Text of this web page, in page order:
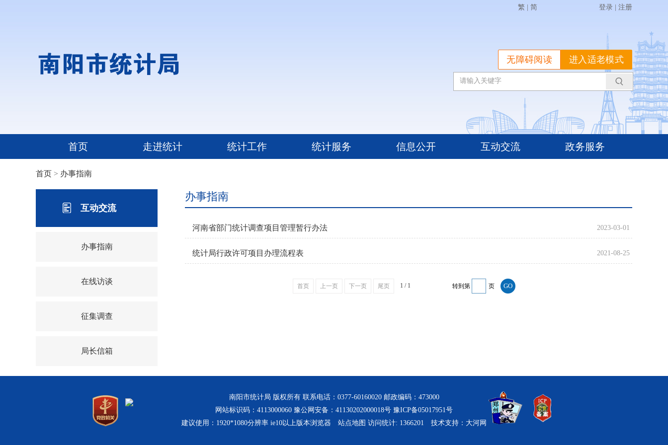
繁 简 登录 注册
进入适老模式
无障碍阅读
首页 走进统计 统计工作 统计服务 信息公开 互动交流 政务服务
首页 > 办事指南
互动交流
办事指南
在线访谈
征集调查
局长信箱
办事指南
2023-03-01
河南省部门统计调查项目管理暂行办法
2021-08-25
统计局行政许可项目办理流程表
首页 上一页 下一页 尾页 1 / 1 转到第 页
南阳市统计局 版权所有 联系电话：0377-60160020 邮政编码：473000
网站标识码：4113000060 豫公网安备：41130202000018号 豫ICP备05017951号
建议使用：1920*1080分辨率 ie10以上版本浏览器 站点地图 访问统计: 1366201 技术支持： 大河网